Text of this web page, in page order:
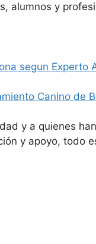
alumnos y
y a quienes
y apoyo, todo